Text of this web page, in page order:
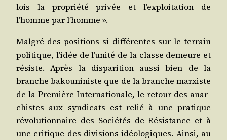
lois la pro­prié­té pri­vée et l’ex­ploi­ta­tion de
l’homme par l’homme ».
Mal­gré des posi­tions si dif­fé­rentes sur le ter­rain
poli­tique, l’i­dée de l’u­ni­té de la classe demeure et
résiste. Après la dis­pa­ri­tion aus­si bien de la
branche bakou­ni­niste que de la branche mar­xiste
de la Pre­mière Inter­na­tio­nale, le retour des anar­
chistes aux syn­di­cats est relié à une pra­tique
révo­lu­tion­naire des Socié­tés de Résis­tance et à
une cri­tique des divi­sions idéo­lo­giques. Ain­si, au